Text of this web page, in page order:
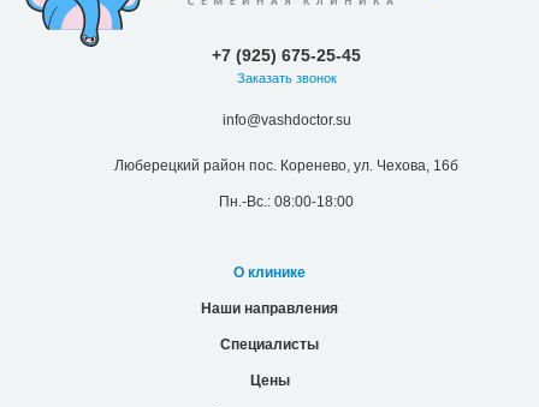
+7 (925) 675-25-45
Заказать звонок
info@vashdoctor.su
Люберецкий район пос. Коренево, ул. Чехова, 16б
Пн.-Вс.: 08:00-18:00
О клинике
Наши направления
Специалисты
Цены